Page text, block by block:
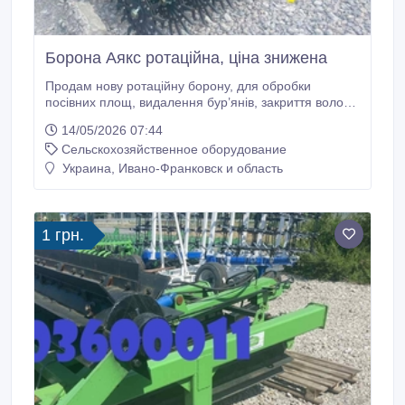
Борона Аякс ротаційна, ціна знижена
Продам нову ротаційну борону, для обробки
посівних площ, видалення бур’янів, закриття вологи,
складається з двох борін по 6 метрів, працювати
можна як однією бороною, так і двома одразу,
разом її довжина складає 12 метрів. робочий орган -
14/05/2026 07:44
Сельскохозяйственное оборудование
Украина, Ивано-Франковск и область
1 грн.